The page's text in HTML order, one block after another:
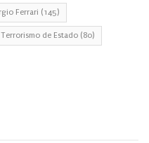
Ferrari (145)
Terrorismo de Estado (80)